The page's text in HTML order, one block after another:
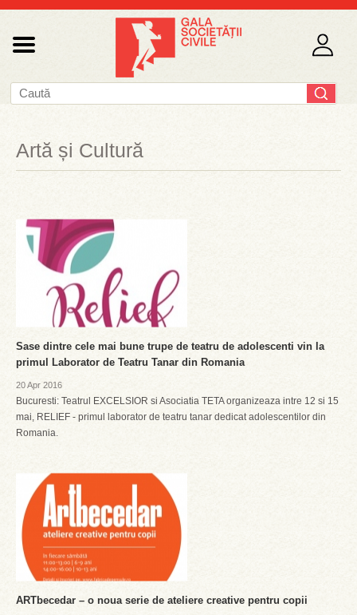
Artă și Cultură
Sase dintre cele mai bune trupe de teatru de adolescenti vin la
primul Laborator de Teatru Tanar din Romania
20 Apr 2016
Bucuresti: Teatrul EXCELSIOR si Asociatia TETA organizeaza intre 12 si 15
mai, RELIEF - primul laborator de teatru tanar dedicat adolescentilor din
Romania.
ARTbecedar – o noua serie de ateliere creative pentru copii